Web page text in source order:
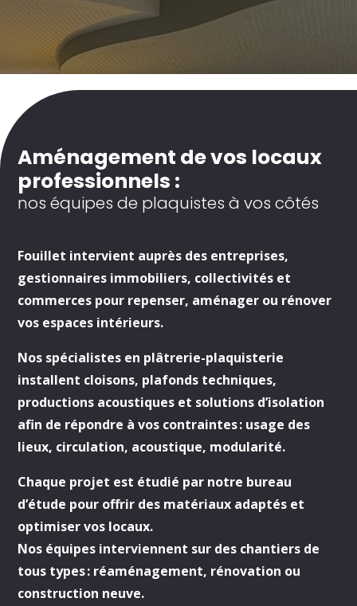
Aménagement de vos locaux
professionnels :
nos équipes de plaquistes à vos côtés
Fouillet intervient auprès des entreprises,
gestionnaires immobiliers, collectivités et
commerces pour repenser, aménager ou rénover
vos espaces intérieurs.
Nos spécialistes en plâtrerie-plaquisterie
installent cloisons, plafonds techniques,
productions acoustiques et solutions d’isolation
afin de répondre à vos contraintes : usage des
lieux, circulation, acoustique, modularité.
Chaque projet est étudié par notre bureau
d’étude pour offrir des matériaux adaptés et
optimiser vos locaux.
Nos équipes interviennent sur des chantiers de
tous types : réaménagement, rénovation ou
construction neuve.